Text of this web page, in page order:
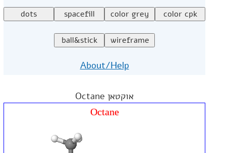
About/Help
אוקטאן Octane